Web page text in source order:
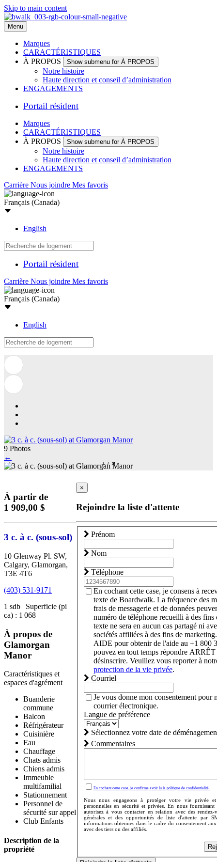
Skip to main content
Menu
Marques
CARACTÉRISTIQUES
À PROPOS
Show submenu for À PROPOS
Notre histoire
Haute direction et conseil d’administration
ENGAGEMENTS
Portail résident
Marques
CARACTÉRISTIQUES
À PROPOS
Show submenu for À PROPOS
Notre histoire
Haute direction et conseil d’administration
ENGAGEMENTS
Carrière Nous joindre Mes favoris
Français (Canada)
English
Portail résident
Carrière Nous joindre Mes favoris
Français (Canada)
English
9 Photos
←
1 / 9
À partir de
1 909,00 $
3 c. à c. (sous-sol)
10 Glenway Pl. SW,
Calgary, Glamorgan,
T3E 4T6
(403) 531-9171
1 sdb | Superficie (pi
ca) : 1 068
À propos de
Glamorgan
Manor
Caractéristiques et
espaces d'agrément
Buanderie
commune
Balcon
Réfrigérateur
Cuisinière
Eau
Chauffage
Chats admis
Chiens admis
Immeuble
multifamilial
Stationnement
Personnel de
sécurité sur appel
Club Enfants
Description de la
propriété
×
Rejoindre la liste d'attente
Prénom
Nom
Téléphone
En cochant cette case, je consens à
texte de Boardwalk. La fréquence des
frais de messagerie et de données
numéro de téléphone recueilli à des fins
texte ne sera en aucun cas partagé ni
sociétés affiliées à des fins de
AIDE pour obtenir de l'aide au +1 800
pouvez en tout temps répondre
désinscrire. Veuillez vous reporter à
protection de la vie privée.
Courriel
Je vous donne mon consentement pour
courrier électronique.
Langue de préférence
Sélectionnez votre date de
Commentaires
En cochant cette case, je confirme avoir lu la politique de confidentialité.
Nous nous engageons à protéger votre vie privée
personnelles en sécurité et privées. En nous
autorisez à vous contacter en relation avec des rendez-
générales et des opportunités de liste d'attente par
informations obtenues dans le cadre du consentement
avec des tiers ou des affiliés.